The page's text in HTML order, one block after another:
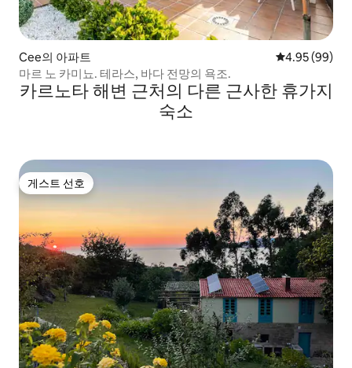
Cee의 아파트 평점 4.95점(5
4.95 (99)
마르 노 카미뇨. 테라스, 바다 전망의 욕조.
카르노타 해변 근처의 다른 근사한 휴가지
숙소
게스트 선호
게스트 선호